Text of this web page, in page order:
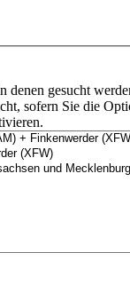
denen gesucht
sofern Sie die